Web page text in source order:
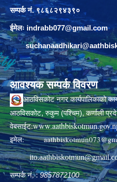
सम्पर्क नं. ९८६८२९४३९०
ईमेलः indrabb077@gmail.com
आवश्यक सम्पर्क विवरण
आठविसकोट नगर कार्यपालिकाको
आठविसकोट, रुकुम (पश्चिम), कर्णाली
वेबसाईट:
इमेल:
सम्पर्क नं. :9857872100